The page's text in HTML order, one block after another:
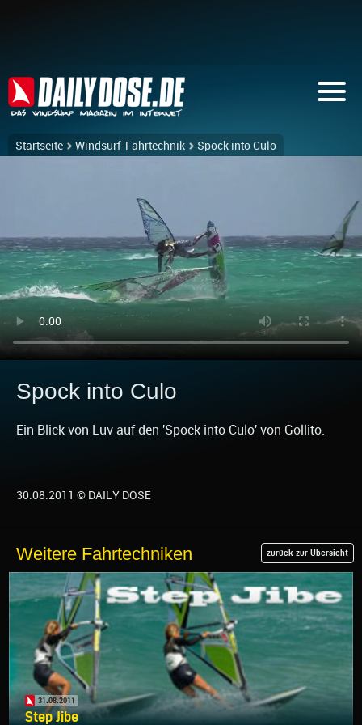
Startseite Windsurf-Fahrtechnik Spock into Culo
Spock into Culo
Ein Blick von Luv auf den 'Spock into Culo' von Gollito.
30.08.2011 © DAILY DOSE
Weitere Fahrtechniken zurück zur Übersicht
31.08.2011
Step Jibe